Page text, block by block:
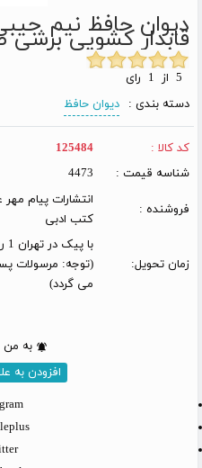
قابدار کشویی برشی
دسته بندی :
دیوان حافظ
کد کالا :
125484
شناسه قیمت :
4473
فروشنده :
انتشارات پیام
کتب ادبی
زمان تحویل:
(توجه: مرسولات
می گردد)
به من
افزودن به